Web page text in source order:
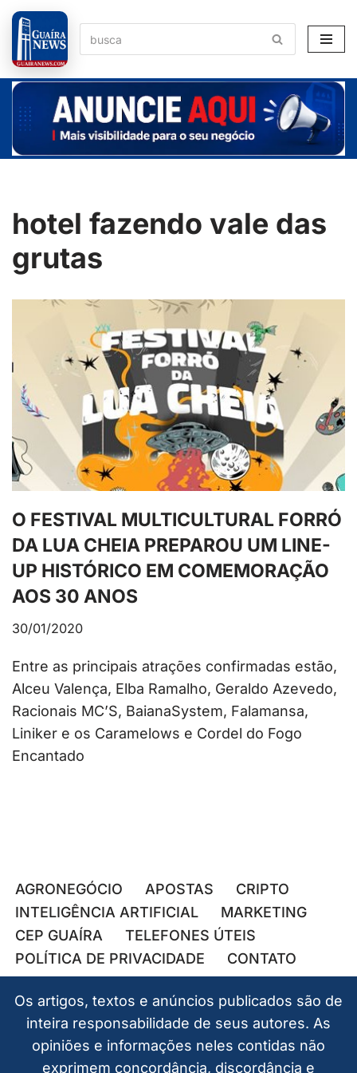
Pular
para
o
conteúdo
hotel fazendo vale das
grutas
O FESTIVAL MULTICULTURAL FORRÓ
DA LUA CHEIA PREPAROU UM LINE-
UP HISTÓRICO EM COMEMORAÇÃO
AOS 30 ANOS
30/01/2020
Entre as principais atrações confirmadas estão,
Alceu Valença, Elba Ramalho, Geraldo Azevedo,
Racionais MC’S, BaianaSystem, Falamansa,
Liniker e os Caramelows e Cordel do Fogo
Encantado
AGRONEGÓCIO APOSTAS
CRIPTO
INTELIGÊNCIA ARTIFICIAL
MARKETING
CEP GUAÍRA
TELEFONES ÚTEIS
POLÍTICA DE PRIVACIDADE
CONTATO
Os artigos, textos e anúncios publicados são de
inteira responsabilidade de seus autores. As
opiniões e informações neles contidas não
exprimem concordância, discordância e